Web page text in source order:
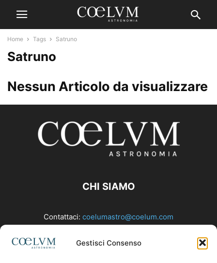
Gestisci Consenso
Home Tags Satruno
Satruno
Nessun Articolo da visualizzare
CHI SIAMO
Contattaci: coelumastro@coelum.com
SEGUICI